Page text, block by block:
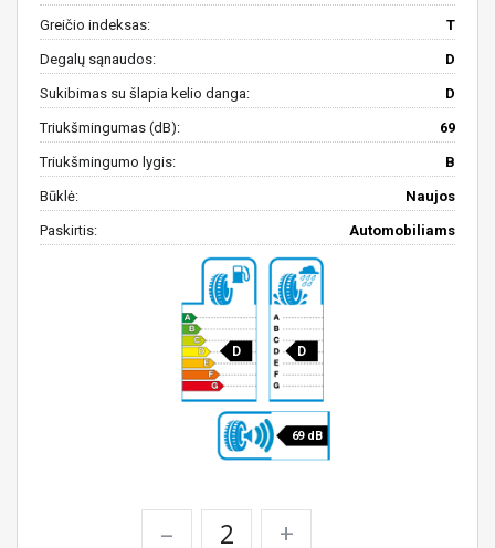
Greičio indeksas: T
Degalų sąnaudos: D
Sukibimas su šlapia kelio danga: D
Triukšmingumas (dB): 69
Triukšmingumo lygis: B
Būklė: Naujos
Paskirtis: Automobiliams
D D
69 dB
– +